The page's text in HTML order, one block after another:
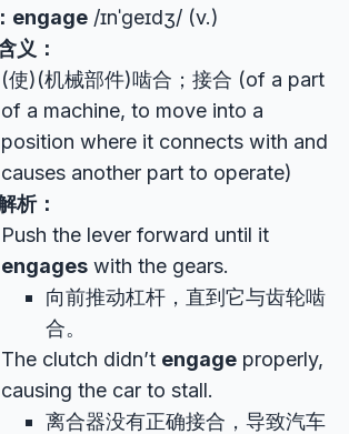
engage /ɪnˈɡeɪdʒ/ (v.)
义：
(使)(机械部件)啮合；接合 (of a part
of a machine, to move into a
position where it connects with and
causes another part to operate)
析：
Push the lever forward until it
engages with the gears.
向前推动杠杆，直到它与齿轮啮
合。
The clutch didn’t engage properly,
causing the car to stall.
离合器没有正确接合，导致汽车